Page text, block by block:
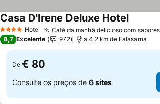
4 EstrelasHotel Café da manhã delicioso com
Casa D'Irene Deluxe Hotel
8,7 Excelente 972 a 4.2 km de Falasarna
De € 80
Consulte os preços de 6 sites